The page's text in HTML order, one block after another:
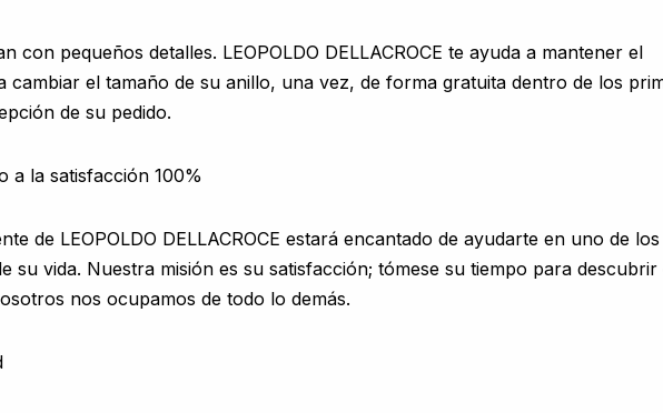
con pequeños detalles. LEOPOLDO DELLACROCE te ayuda a mantener el
cambiar el tamaño de su anillo, una vez, de forma gratuita dentro de los
de su pedido.
a la satisfacción 100%
de LEOPOLDO DELLACROCE estará encantado de ayudarte en uno de los
su vida. Nuestra misión es su satisfacción; tómese su tiempo para descubrir
nos ocupamos de todo lo demás.